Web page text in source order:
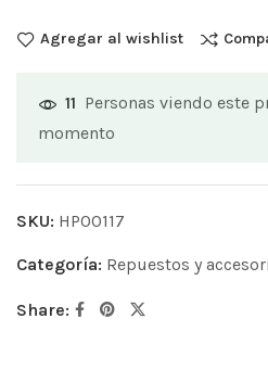
Agregar al wishlist
11 Personas viendo este
momento
SKU: HP00117
Categoría: Repuestos y
Share: